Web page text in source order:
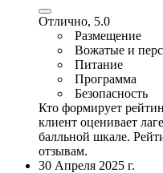
Отлично, 5.0
Размещение
Вожатые и
Питание
Программа
Безопасность
Кто формирует
клиент оценивает
балльной шкале.
отзывам.
30 Апреля 2025 г.